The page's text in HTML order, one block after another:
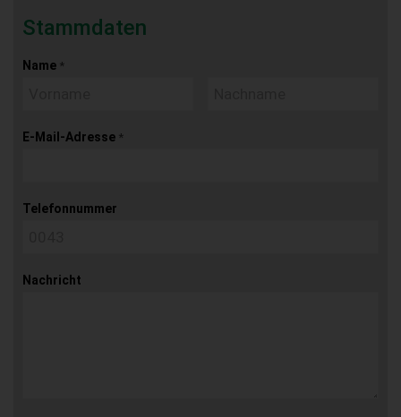
Stammdaten
Name *
E-Mail-Adresse *
Telefonnummer
Nachricht